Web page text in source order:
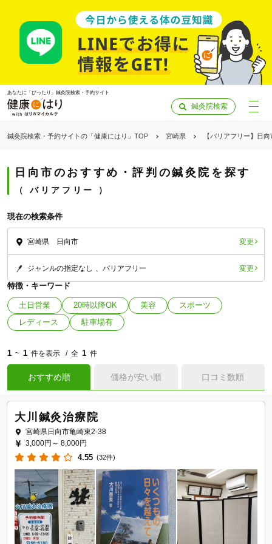
あなたに「ぴったり」鍼灸院検索・予約サイト
鍼灸院検索
鍼灸院検索・予約サイトの「健康にはり」TOP 宮崎県 【バリアフリー】日
日向市のおすすめ・評判の鍼灸院を探す
バリアフリー
現在の検索条件
宮崎県 日向市 変更
ジャンルの指定なし バリアフリー 変更
特徴・キーワード
土日営業 20時以降OK 美容
スポーツ
レディース
駐車場有
1 ~ 1 件を表示 全 1 件
おすすめ順 価格が安い順 口コミ数順
大川鍼灸治療院
宮崎県日向市亀崎東2-38
3,000円～ 8,000円
4.55 (32件)
「健康にはりを見た」